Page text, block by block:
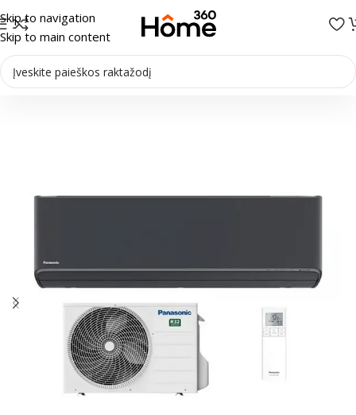
Skip to navigation
Skip to main content
Pradžia/Oro kondicionieriai/Sieniniai kondicionieriai